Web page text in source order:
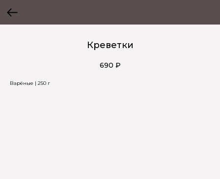
Креветки
690 ₽
Варёные | 250 г